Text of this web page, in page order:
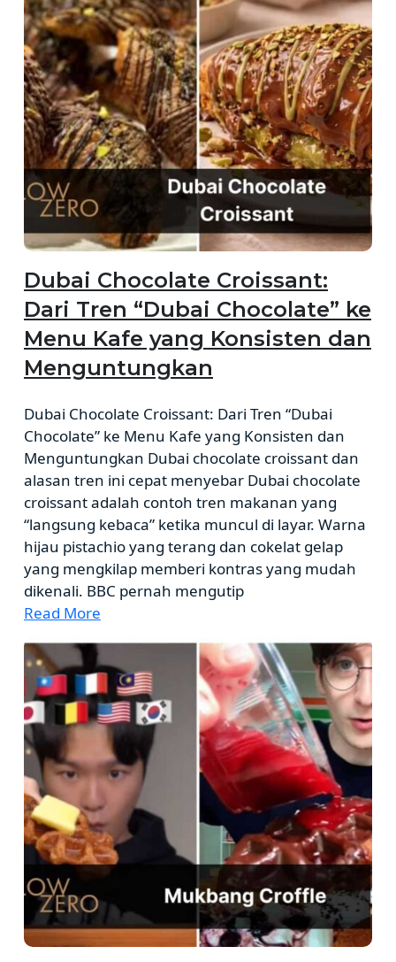
Dubai Chocolate Croissant:
Dari Tren “Dubai Chocolate” ke
Menu Kafe yang Konsisten dan
Menguntungkan
Dubai Chocolate Croissant: Dari Tren “Dubai
Chocolate” ke Menu Kafe yang Konsisten dan
Menguntungkan Dubai chocolate croissant dan
alasan tren ini cepat menyebar Dubai chocolate
croissant adalah contoh tren makanan yang
“langsung kebaca” ketika muncul di layar. Warna
hijau pistachio yang terang dan cokelat gelap
yang mengkilap memberi kontras yang mudah
dikenali. BBC pernah mengutip
Read More